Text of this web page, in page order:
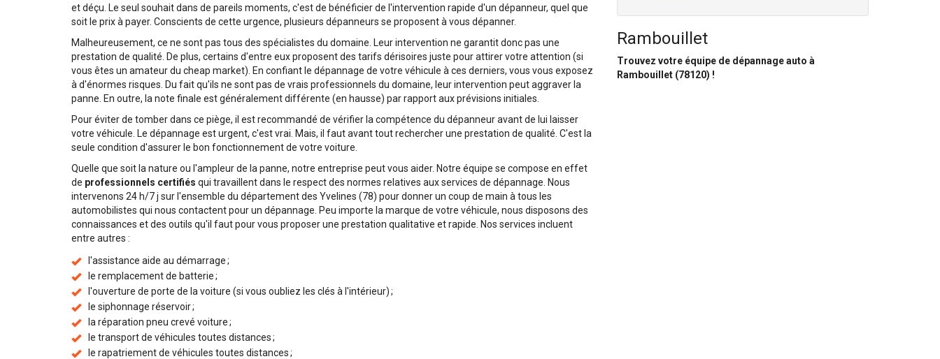
et déçu. Le seul souhait dans de pareils moments, c'est de bénéficier de l'intervention rapide d'un dépanneur, quel que
soit le prix à payer. Conscients de cette urgence, plusieurs dépanneurs se proposent à vous dépanner.
Malheureusement, ce ne sont pas tous des spécialistes du domaine. Leur intervention ne garantit donc pas une
prestation de qualité. De plus, certains d'entre eux proposent des tarifs dérisoires juste pour attirer votre attention (si
vous êtes un amateur du cheap market). En confiant le dépannage de votre véhicule à ces derniers, vous vous exposez
à d'énormes risques. Du fait qu'ils ne sont pas de vrais professionnels du domaine, leur intervention peut aggraver la
panne. En outre, la note finale est généralement différente (en hausse) par rapport aux prévisions initiales.
Pour éviter de tomber dans ce piège, il est recommandé de vérifier la compétence du dépanneur avant de lui laisser
votre véhicule. Le dépannage est urgent, c'est vrai. Mais, il faut avant tout rechercher une prestation de qualité. C'est la
seule condition d'assurer le bon fonctionnement de votre voiture.
Quelle que soit la nature ou l'ampleur de la panne, notre entreprise peut vous aider. Notre équipe se compose en effet
de professionnels certifiés qui travaillent dans le respect des normes relatives aux services de dépannage. Nous
intervenons 24 h/7 j sur l'ensemble du département des Yvelines (78) pour donner un coup de main à tous les
automobilistes qui nous contactent pour un dépannage. Peu importe la marque de votre véhicule, nous disposons des
connaissances et des outils qu'il faut pour vous proposer une prestation qualitative et rapide. Nos services incluent
entre autres :
l'assistance aide au démarrage ;
le remplacement de batterie ;
l'ouverture de porte de la voiture (si vous oubliez les clés à l'intérieur) ;
le siphonnage réservoir ;
la réparation pneu crevé voiture ;
le transport de véhicules toutes distances ;
le rapatriement de véhicules toutes distances ;
Rambouillet
Trouvez votre équipe de dépannage auto à
Rambouillet (78120) !